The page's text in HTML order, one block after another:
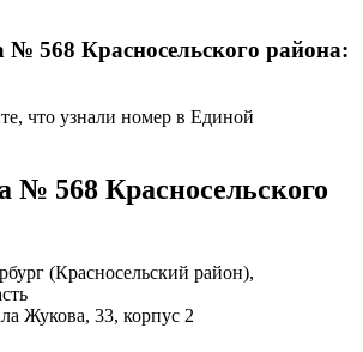
568 Красносельского района:
что узнали номер в Единой
№ 568 Красносельского
(Красносельский район),
Жукова, 33, корпус 2